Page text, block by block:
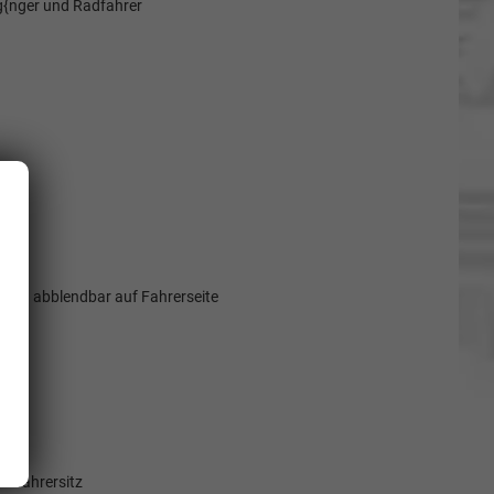
und Radfahrer
abblendbar auf Fahrerseite